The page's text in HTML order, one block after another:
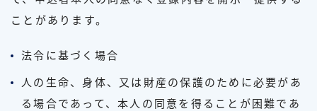
ことがあります。
法令に基づく場合
人の生命、身体、又は財産の保護のために必要があ
る場合であって、本人の同意を得ることが困難であ